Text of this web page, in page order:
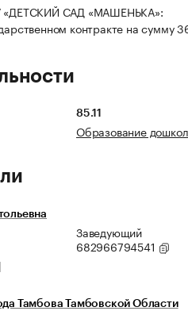
«ДЕТСКИЙ САД «МАШЕНЬКА»:
контракте на сумму
85.11
Образование
Заведующий
682966794541
Тамбова Тамбовской Области